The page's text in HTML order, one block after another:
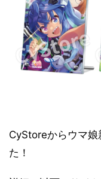
CyStoreからウマ
た！